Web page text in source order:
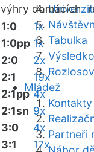
Tabulka
Mládež
Partneři
výhry domácích
1:0
1x
1:0pp 1x
2:0
2x
2:1
19x
2:1pp 4x
2:1sn 9x
3:0
4x
3:1
17x